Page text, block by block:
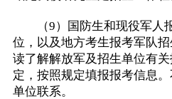
（9）国防生和现役军人
位，以及地方考生报考军队
读了解解放军及招生单位有
定，按照规定填报报考信息
单位联系。